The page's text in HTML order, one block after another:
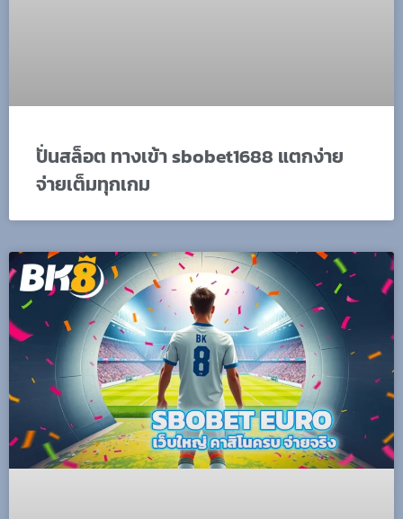
ปั่นสล็อต ทางเข้า sbobet1688 แตกง่าย
จ่ายเต็มทุกเกม